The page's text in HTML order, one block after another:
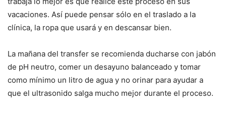
vacaciones. Así puede pensar sólo en el traslado a la
clínica, la ropa que usará y en descansar bien.
La mañana del transfer se recomienda ducharse con jabón
de pH neutro, comer un desayuno balanceado y tomar
como mínimo un litro de agua y no orinar para ayudar a
que el ultrasonido salga mucho mejor durante el proceso.